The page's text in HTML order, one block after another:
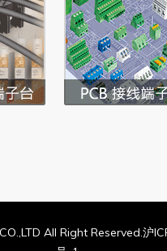
All Right Reserved.沪